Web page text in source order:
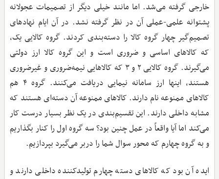
خارجی گرفته می‌شد. اما مانند خیلی دیگر از تصمیمات عجولانه
پشتوانه علمی-عملی آن در نظر گرفته نشد. در آن ایام نهادهای
تصمیم‌گیر چهار گروه کالا را دسته‌بندی کردند. گروه کالایی یک،
که کالاهای اساسی و ضروری است و این گروه کالا ارز دولتی
می‌گیرند. گروه کالایی ۲ و ۳ که کالاهایی نیمه‌ضروری و غیرضروری
هستند، اینها ارز سامانه نیمایی دریافت می‌کنند. گروه ۴ هم
کالاهای ممنوعه نام دارند. کالاهای ممنوعه آن دسته‌ای هستند که
مشابه داخلی دارند. این تقسیم‌بندی در یک نظر بسیار درست کار
می‌کند اما آیا واقعاً در عمل چنین بود؟ سه گروه اول را کنار بگذاریم
و به گروه چهارم که محور سوال شما را دربر می‌گیرد بپردازیم.
ایده آن بود که کالاهای دسته چهارم تولیدکننده داخلی دارند و